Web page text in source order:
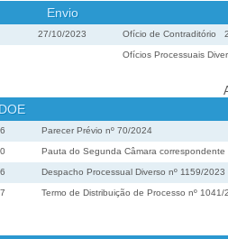
Envio
27/10/2023 Ofício de Contraditório
Ofícios Processuais
Parecer Prévio nº 70/2024
Pauta do Segunda Câmara
Despacho Processual Diverso nº 1159/2023
Termo de Distribuição de Processo nº 1041/